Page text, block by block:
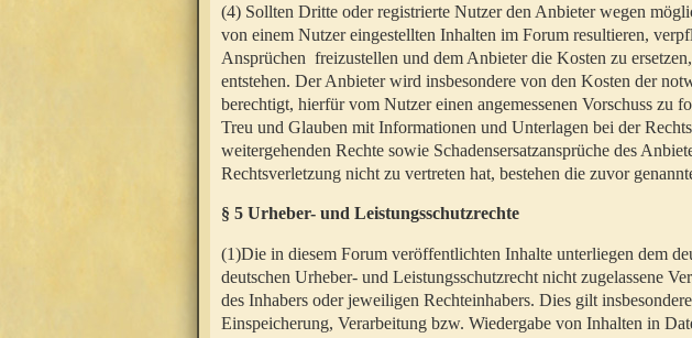
(4) Sollten Dritte oder registrierte Nutzer den Anbieter wegen
von einem Nutzer eingestellten Inhalten im Forum resultieren,
Ansprüchen freizustellen und dem Anbieter die Kosten zu
entstehen. Der Anbieter wird insbesondere von den Kosten der
berechtigt, hierfür vom Nutzer einen angemessenen Vorschuss zu
Treu und Glauben mit Informationen und Unterlagen bei der
weitergehenden Rechte sowie Schadensersatzansprüche des
Rechtsverletzung nicht zu vertreten hat, bestehen die zuvor
§ 5 Urheber- und Leistungsschutzrechte
(1)Die in diesem Forum veröffentlichten Inhalte unterliegen dem
deutschen Urheber- und Leistungsschutzrecht nicht zugelassene
des Inhabers oder jeweiligen Rechteinhabers. Dies gilt
Einspeicherung, Verarbeitung bzw. Wiedergabe von Inhalten in